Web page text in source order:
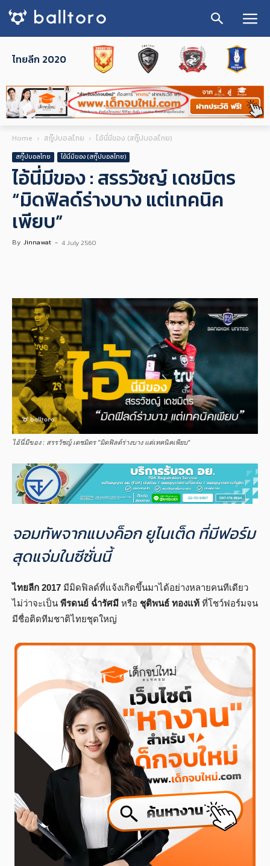
ไทยลีก 2020
Home สกู๊ปบอลไทย ไอ้นี่มีของ (สกู๊ปบอลไทย)
สกู๊ปบอลไทย ไอ้นี่มีของ (สกู๊ปบอลไทย)
ไอ้นี่มีของ : สรรวัชญ์ เดชมิตร
“มิดฟิลด์ร่างบาง แต่เทคนิค
เพียบ”
By Jinnawat - 4 July 2560
ไอ้นี่มีของ : สรรวัชญ์ เดชมิตร "มิดฟิลด์ร่างบาง แต่เทคนิคเพียบ"
จอมทัพจากแบงค็อก ยูไนเต็ด ที่มีฟอร์ม
สุดแจ่มในซีซั่นนี้
ไทยลีก 2017 มีมิดฟิลด์ที่แจ้งเกิดขึ้นมาได้อย่างหลายคนทีเดียว
ไม่ว่าจะเป็น พีรดนย์ ฉ่ำรัศมี หรือ ชุติพนธ์ ทองแท้ ที่โชว์ฟอร์มจน
มีชื่อติดทีมชาติไทยชุดใหญ่